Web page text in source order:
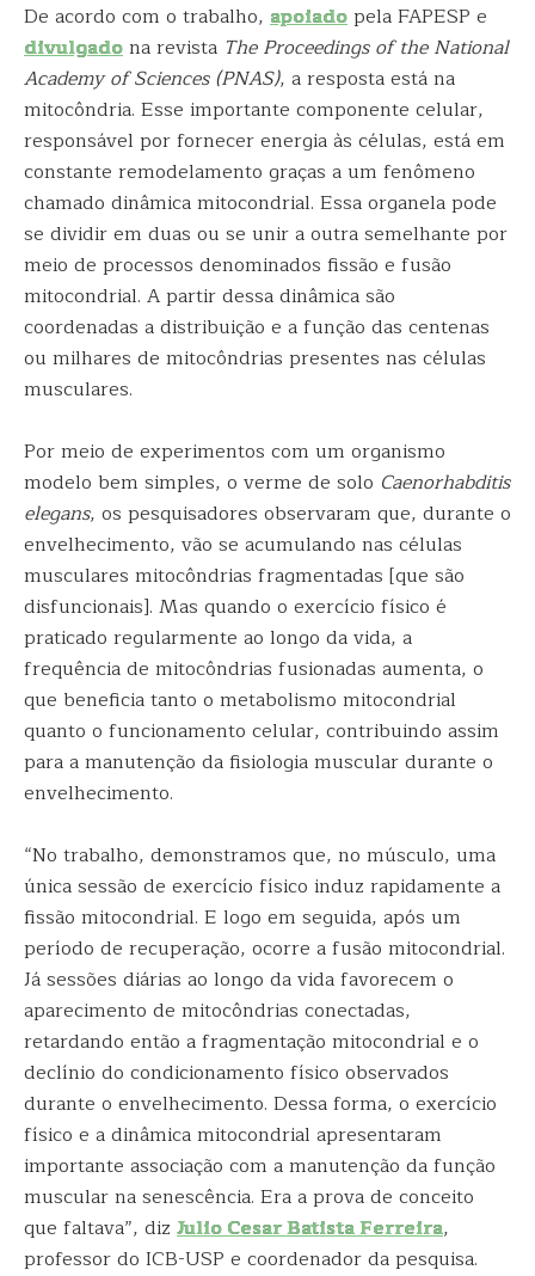
De acordo com o trabalho, apoiadopela FAPESP e
divulgadona revista The Proceedings of the National
Academy of Sciences (PNAS), a resposta está na
mitocôndria. Esse importante componente celular,
responsável por fornecer energia às células, está em
constante remodelamento graças a um fenômeno
chamado dinâmica mitocondrial. Essa organela pode
se dividir em duas ou se unir a outra semelhante por
meio de processos denominados fissão e fusão
mitocondrial. A partir dessa dinâmica são
coordenadas a distribuição e a função das centenas
ou milhares de mitocôndrias presentes nas células
musculares.
Por meio de experimentos com um organismo
modelo bem simples, o verme de solo Caenorhabditis
elegans, os pesquisadores observaram que, durante o
envelhecimento, vão se acumulando nas células
musculares mitocôndrias fragmentadas [que são
disfuncionais]. Mas quando o exercício físico é
praticado regularmente ao longo da vida, a
frequência de mitocôndrias fusionadas aumenta, o
que beneficia tanto o metabolismo mitocondrial
quanto o funcionamento celular, contribuindo assim
para a manutenção da fisiologia muscular durante o
envelhecimento.
“No trabalho, demonstramos que, no músculo, uma
única sessão de exercício físico induz rapidamente a
fissão mitocondrial. E logo em seguida, após um
período de recuperação, ocorre a fusão mitocondrial.
Já sessões diárias ao longo da vida favorecem o
aparecimento de mitocôndrias conectadas,
retardando então a fragmentação mitocondrial e o
declínio do condicionamento físico observados
durante o envelhecimento. Dessa forma, o exercício
físico e a dinâmica mitocondrial apresentaram
importante associação com a manutenção da função
muscular na senescência. Era a prova de conceito
que faltava”, diz Julio Cesar Batista Ferreira,
professor do ICB-USP e coordenador da pesquisa.